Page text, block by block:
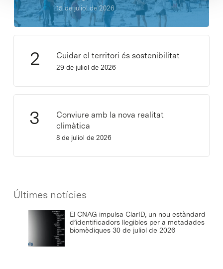
15 de juliol de 2026
Cuidar el territori és sostenibilitat
29 de juliol de 2026
Conviure amb la nova realitat
climàtica
8 de juliol de 2026
Últimes notícies
El CNAG impulsa ClarID, un nou estàndard
d’identificadors llegibles per a metadades
biomèdiques 30 de juliol de 2026